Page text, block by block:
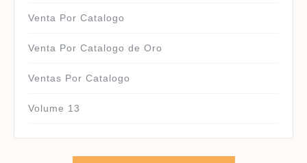
Venta Por Catalogo
Venta Por Catalogo de Oro
Ventas Por Catalogo
Volume 13